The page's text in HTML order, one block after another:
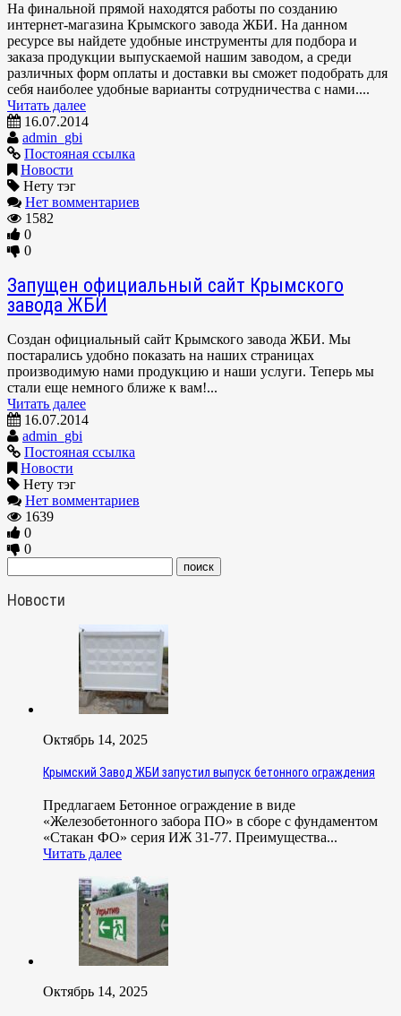
На финальной прямой находятся работы по созданию
интернет-магазина Крымского завода ЖБИ. На данном
ресурсе вы найдете удобные инструменты для подбора и
заказа продукции выпускаемой нашим заводом, а среди
различных форм оплаты и доставки вы сможет подобрать для
себя наиболее удобные варианты сотрудничества с нами....
Читать далее
16.07.2014
admin_gbi
Постояная ссылка
Новости
Нету тэг
Нет вомментариев
1582
0
0
Запущен официальный сайт Крымского
завода ЖБИ
Создан официальный сайт Крымского завода ЖБИ. Мы
постарались удобно показать на наших страницах
производимую нами продукцию и наши услуги. Теперь мы
стали еще немного ближе к вам!...
Читать далее
16.07.2014
admin_gbi
Постояная ссылка
Новости
Нету тэг
Нет вомментариев
1639
0
0
Новости
Октябрь 14, 2025
Крымский Завод ЖБИ запустил выпуск бетонного ограждения
Предлагаем Бетонное ограждение в виде
«Железобетонного забора ПО» в сборе с фундаментом
«Стакан ФО» серия ИЖ 31-77. Преимущества...
Читать далее
Октябрь 14, 2025